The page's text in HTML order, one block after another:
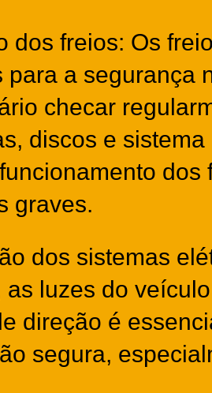
dos freios: Os
para a segurança
checar
discos e
dos
graves.
dos sistemas
as luzes do
direção é
segura,